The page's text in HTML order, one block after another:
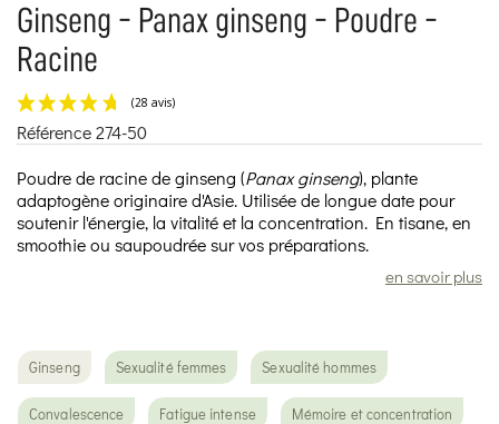
Ginseng - Panax ginseng - Poudre -
Racine
Référence274-50
Poudre de racine de ginseng (Panax ginseng), plante
adaptogène originaire d'Asie. Utilisée de longue date pour
soutenir l'énergie, la vitalité et la concentration. En tisane, en
smoothie ou saupoudrée sur vos préparations.
en savoir plus
Ginseng Sexualité femmes Sexualité hommes
Convalescence Fatigue intense Mémoire et concentration